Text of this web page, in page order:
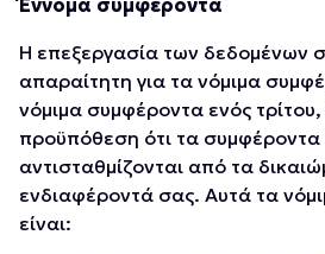
Έννομα συμφέροντα
Η επεξεργασία των δεδομένων
απαραίτητη για τα νόμιμα
νόμιμα συμφέροντα ενός
προϋπόθεση ότι τα συμφέροντα
αντισταθμίζονται από τα
ενδιαφέροντά σας. Αυτά τα
είναι: